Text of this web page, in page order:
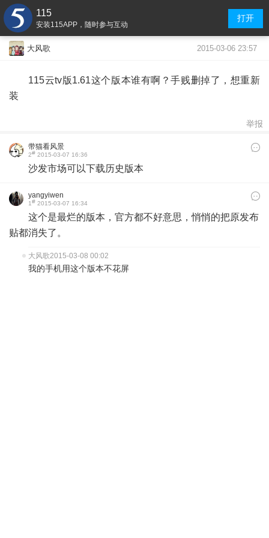
115
安装115APP，随时参与互动
打开
大风歌 2015-03-06 23:57
115云tv版1.61这个版本谁有啊？手贱删掉了，想重新
装
举报
带猫看风景
2# 2015-03-07 16:36
沙发市场可以下载历史版本
yangyiwen
1# 2015-03-07 16:34
这个是最烂的版本，官方都不好意思，悄悄的把原发布
贴都消失了。
大风歌2015-03-08 00:02
我的手机用这个版本不花屏